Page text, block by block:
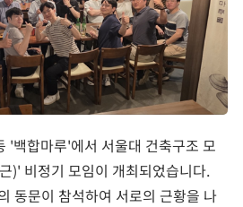
'백합마루'에서 서울대 건축구조 모
)' 비정기 모임이 개최되었습니다.
동문이 참석하여 서로의 근황을 나